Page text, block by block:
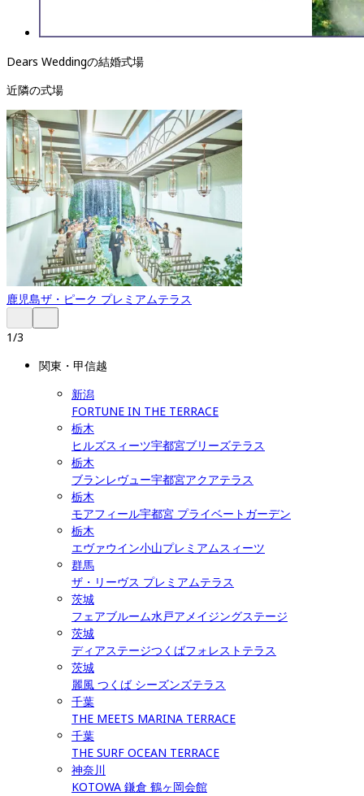
Dears Weddingの結婚式場
近隣の式場
鹿児島ザ・ピーク プレミアムテラス
1/3
関東・甲信越
新潟
FORTUNE IN THE TERRACE
栃木
ヒルズスィーツ宇都宮ブリーズテラス
栃木
ブランレヴュー宇都宮アクアテラス
栃木
モアフィール宇都宮 プライベートガーデン
栃木
エヴァウイン小山プレミアムスィーツ
群馬
ザ・リーヴス プレミアムテラス
茨城
フェアブルーム水戸アメイジングステージ
茨城
ディアステージつくばフォレストテラス
茨城
麗風 つくば シーズンズテラス
千葉
THE MEETS MARINA TERRACE
千葉
THE SURF OCEAN TERRACE
神奈川
KOTOWA 鎌倉 鶴ヶ岡会館